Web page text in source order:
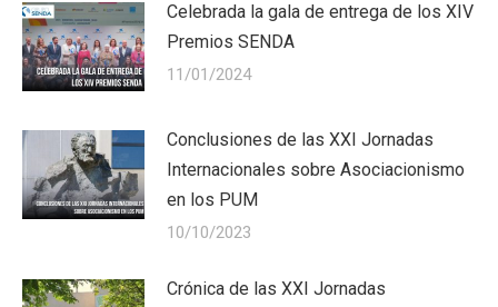
Celebrada la gala de entrega de los XIV
Premios SENDA
11/01/2024
Conclusiones de las XXI Jornadas
Internacionales sobre Asociacionismo
en los PUM
10/10/2023
Crónica de las XXI Jornadas